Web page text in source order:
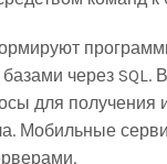
через SQL.
для получения
Мобильные